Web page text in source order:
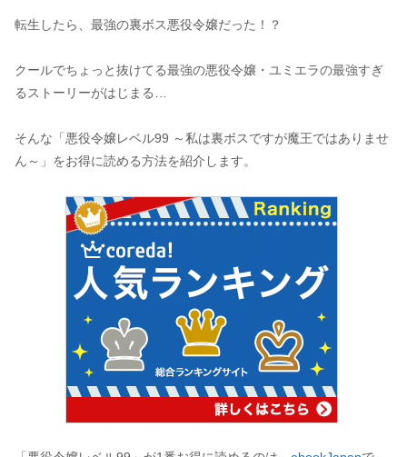
転生したら、最強の裏ボス悪役令嬢だった！？
クールでちょっと抜けてる最強の悪役令嬢・ユミエラの最強すぎ
るストーリーがはじまる…
そんな「悪役令嬢レベル99 ～私は裏ボスですが魔王ではありませ
ん～」をお得に読める方法を紹介します。